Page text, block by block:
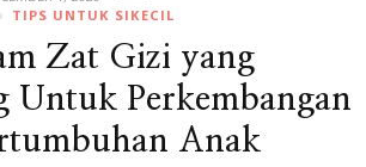
TIPS UNTUK SIKECIL
Zat Gizi yang
Untuk Perkembangan
Anak